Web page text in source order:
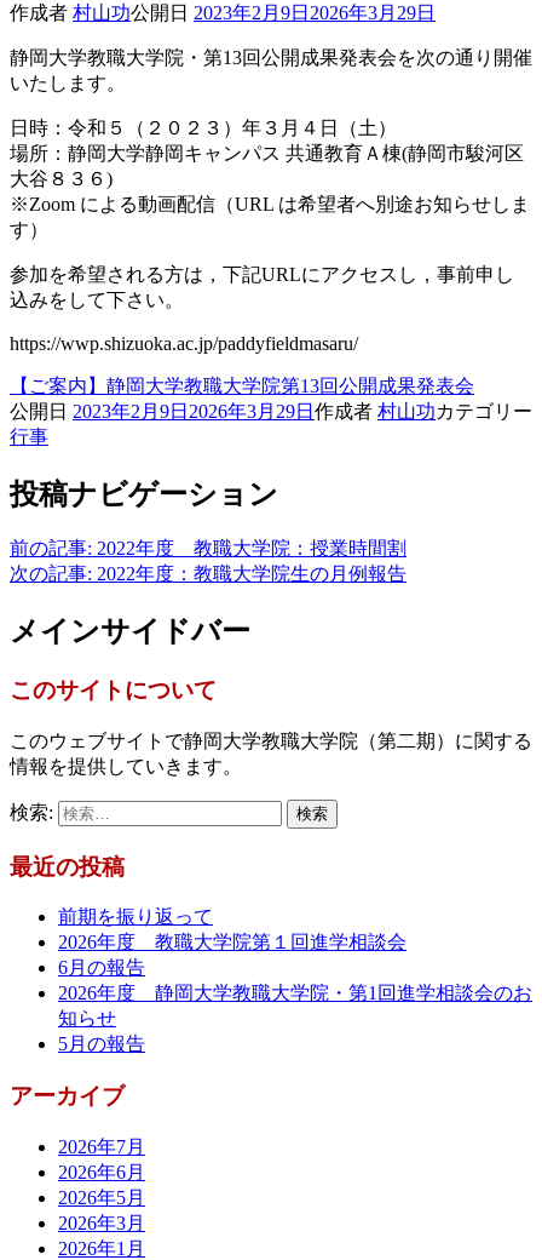
作成者 村山功公開日 2023年2月9日 2026年3月29日
静岡大学教職大学院・第13回公開成果発表会を次の通り開催
いたします。
日時：令和５（２０２３）年３月４日（土）
場所：静岡大学静岡キャンパス 共通教育Ａ棟(静岡市駿河区
大谷８３６)
※Zoom による動画配信（URL は希望者へ別途お知らせしま
す）
参加を希望される方は，下記URLにアクセスし，事前申し
込みをして下さい。
https://wwp.shizuoka.ac.jp/paddyfieldmasaru/
【ご案内】静岡大学教職大学院第13回公開成果発表会
公開日 2023年2月9日 2026年3月29日 作成者 村山功カテゴリー
行事
投稿ナビゲーション
前の記事: 2022年度 教職大学院：授業時間割
次の記事: 2022年度：教職大学院生の月例報告
メインサイドバー
このサイトについて
このウェブサイトで静岡大学教職大学院（第二期）に関する
情報を提供していきます。
検索:
最近の投稿
前期を振り返って
2026年度 教職大学院第１回進学相談会
6月の報告
2026年度 静岡大学教職大学院・第1回進学相談会のお
知らせ
5月の報告
アーカイブ
2026年7月
2026年6月
2026年5月
2026年3月
2026年1月